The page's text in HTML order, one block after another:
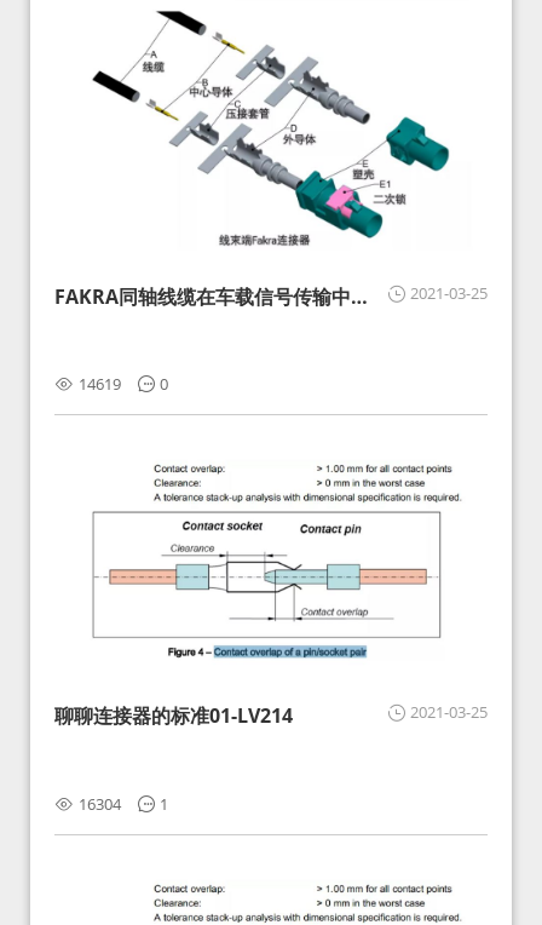
2021-03-25
FAKRA同轴线缆在车载信号传输中的
14619 0
2021-03-25
聊聊连接器的标准01-LV214
16304 1